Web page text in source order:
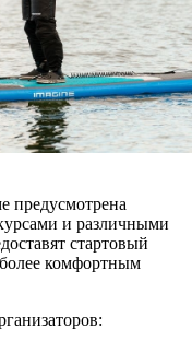
предусмотрена
и различными
стартовый
комфортным